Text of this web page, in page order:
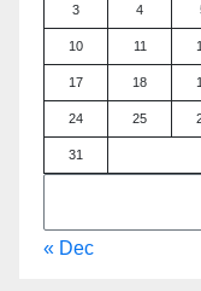
3 4
10 11
17 18
24 25
31
« Dec